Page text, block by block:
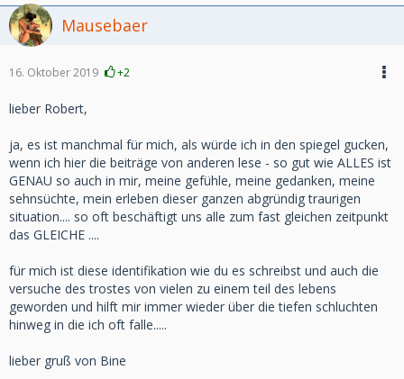
Mausebaer
16. Oktober 2019 +2
lieber Robert,
ja, es ist manchmal für mich, als würde ich in den spiegel gucken,
wenn ich hier die beiträge von anderen lese - so gut wie ALLES ist
GENAU so auch in mir, meine gefühle, meine gedanken, meine
sehnsüchte, mein erleben dieser ganzen abgründig traurigen
situation.... so oft beschäftigt uns alle zum fast gleichen zeitpunkt
das GLEICHE ....
für mich ist diese identifikation wie du es schreibst und auch die
versuche des trostes von vielen zu einem teil des lebens
geworden und hilft mir immer wieder über die tiefen schluchten
hinweg in die ich oft falle.....
lieber gruß von Bine